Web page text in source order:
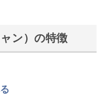
ン）の特徴